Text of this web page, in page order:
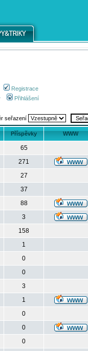
Registrace
Přihlášení
seřazení
Příspěvky WWW
65
271
27
37
88
3
158
1
0
0
3
1
0
0
0